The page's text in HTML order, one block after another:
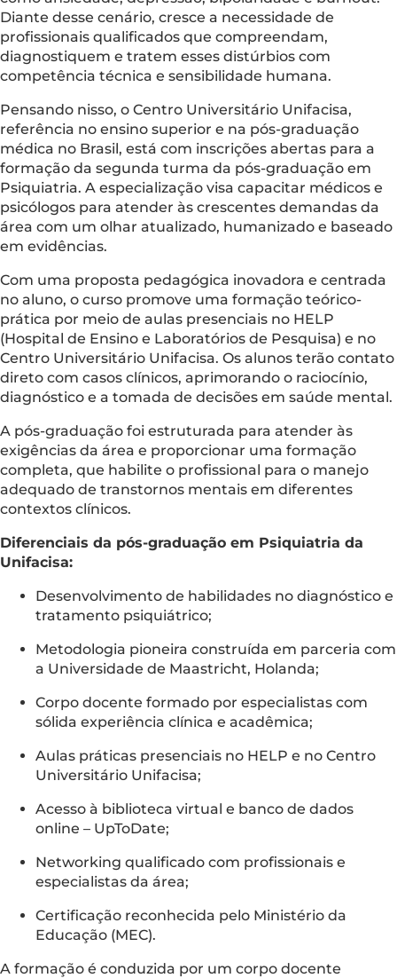
Diante desse cenário, cresce a necessidade de
profissionais qualificados que compreendam,
diagnostiquem e tratem esses distúrbios com
competência técnica e sensibilidade humana.
Pensando nisso, o Centro Universitário Unifacisa,
referência no ensino superior e na pós-graduação
médica no Brasil, está com inscrições abertas para a
formação da segunda turma da pós-graduação em
Psiquiatria. A especialização visa capacitar médicos e
psicólogos para atender às crescentes demandas da
área com um olhar atualizado, humanizado e baseado
em evidências.
Com uma proposta pedagógica inovadora e centrada
no aluno, o curso promove uma formação teórico-
prática por meio de aulas presenciais no HELP
(Hospital de Ensino e Laboratórios de Pesquisa) e no
Centro Universitário Unifacisa. Os alunos terão contato
direto com casos clínicos, aprimorando o raciocínio,
diagnóstico e a tomada de decisões em saúde mental.
A pós-graduação foi estruturada para atender às
exigências da área e proporcionar uma formação
completa, que habilite o profissional para o manejo
adequado de transtornos mentais em diferentes
contextos clínicos.
Diferenciais da pós-graduação em Psiquiatria da
Unifacisa:
Desenvolvimento de habilidades no diagnóstico e
tratamento psiquiátrico;
Metodologia pioneira construída em parceria com
a Universidade de Maastricht, Holanda;
Corpo docente formado por especialistas com
sólida experiência clínica e acadêmica;
Aulas práticas presenciais no HELP e no Centro
Universitário Unifacisa;
Acesso à biblioteca virtual e banco de dados
online – UpToDate;
Networking qualificado com profissionais e
especialistas da área;
Certificação reconhecida pelo Ministério da
Educação (MEC).
A formação é conduzida por um corpo docente